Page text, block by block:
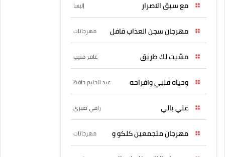
مع سبق الاصرار إليسا
مهرجان سجن العذاب قافل مهرجانات
مشيت لك طريق عامر منيب
وحياه قلبي وافراحه عبد الحليم حافظ
علي بالي رامي صبري
مهرجان متجمعين كلكو و مهرجانات